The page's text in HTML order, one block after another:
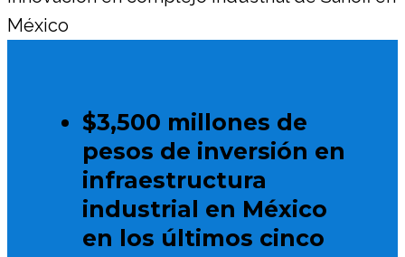
$3,500 millones de
pesos de inversión en
infraestructura
industrial en México
en los últimos cinco